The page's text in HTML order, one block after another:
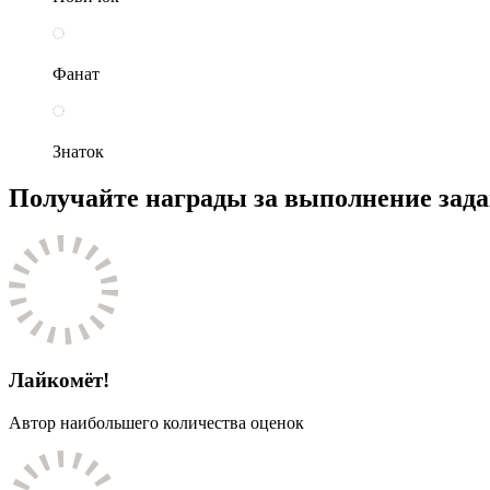
Фанат
Знаток
Получайте награды за выполнение
Лайкомёт!
Автор наибольшего количества оценок